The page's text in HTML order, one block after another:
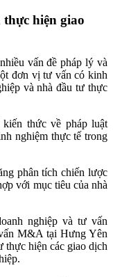
hiện giao
vấn đề pháp lý và
đơn vị tư vấn có kinh
và nhà đầu tư thực
thức về pháp luật
nghiệm thực tế trong
phân tích chiến lược
với mục tiêu của nhà
nghiệp và tư vấn
M&A tại Hưng Yên
thực hiện các giao dịch